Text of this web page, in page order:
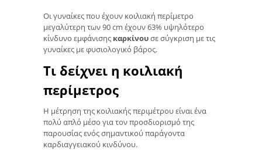
Οι γυναίκες που έχουν κοιλιακή περίμετρο
μεγαλύτερη των 90 cm έχουν 63% υψηλότερο
κίνδυνο εμφάνισης καρκίνουσε σύγκριση με τις
γυναίκες με φυσιολογικό βάρος.
Τι δείχνει η κοιλιακή
περίμετρος
Η μέτρηση της κοιλιακής περιμέτρου είναι ένα
πολύ απλό μέσο για τον προσδιορισμό της
παρουσίας ενός σημαντικού παράγοντα
καρδιαγγειακού κινδύνου.